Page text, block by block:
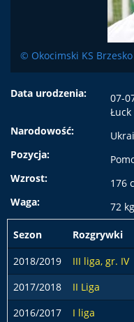
© Okocimski KS Brzesko
Data urodzenia:
07-
Łuck
Narodowość:
Pozycja:
Wzrost:
176
Waga:
72 kg
Sezon Rozgrywki
2018/2019
III liga, gr. IV
2017/2018
II Liga
2016/2017
I liga